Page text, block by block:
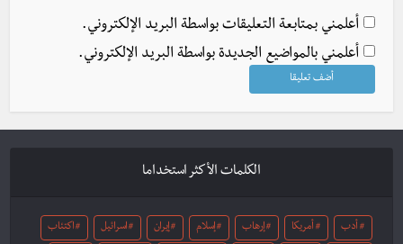
أعلمني بمتابعة التعليقات بواسطة البريد الإلكتروني.
أعلمني بالمواضيع الجديدة بواسطة البريد الإلكتروني.
الكلمات الأكثر استخداما
أدب أمريكا إرهاب إسلام إيران اسرائيل اكتئاب